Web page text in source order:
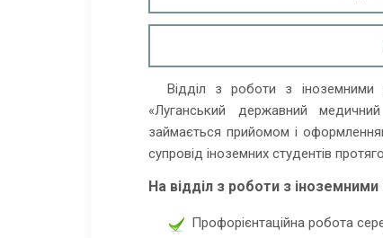
Відділ з роботи з іноземними
«Луганський державний
займається прийомом і
супровід іноземних студентів
На відділ з роботи з
Профорієнтаційна робота